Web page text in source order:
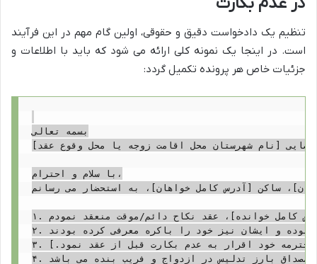
تنظیم یک دادخواست دقیق و حقوقی، اولین گام مهم در این فرآیند
است. در اینجا یک نمونه کلی ارائه می شود که باید با اطلاعات و
جزئیات خاص هر پرونده تکمیل گردد:
بسمه تعالی
[نام شهرستان محل اقامت زوجه یا محل وقوع عقد]
با سلام و احترام،
ساکن [آدرس کامل خواهان]، به استحضار می رسانم:
۱. در تاریخ [تاریخ وقوع عقد]، به موجب سند نکاحیه شماره [شماره سند نکاحیه]، صادره از دفترخانه ازدواج شماره [شماره دفترخانه]، واقع در [آدرس دفترخانه]، با خوانده محترمه سرکار خانم [نام و نام خانوادگی خوانده (زوجه)]، فرزند [نام پدر خوانده]، به کد ملی [کد ملی خوانده]، ساکن [آدرس کامل خوانده]، عقد نکاح دائم/موقت منعقد نمودم.
۲. شرط ضمنی و بنای اصلی این ازدواج، باکره بودن خوانده محترمه بوده و ایشان نیز خود را باکره معرفی کرده بودند.
۳. متأسفانه پس از گذشت [مدت زمان، مثلاً: یک هفته/ یک ماه/ چند روز] از تاریخ عقد و در اثنای دوران عقد، به دلایل و قرائن مستدل و موجه، اینجانب از عدم بکارت خوانده محترمه قبل از عقد اطلاع حاصل نمودم. [در این قسمت می توانید به طور خلاصه و بدون جزئیات غیرضروری، نحوه اطلاع خود را بیان کنید، مثلاً: پس از معاینه پزشکی قانونی که با رضایت خوانده صورت گرفت، مشخص شد که ایشان فاقد بکارت بوده اند. یا خوانده محترمه خود اقرار به عدم بکارت قبل از عقد نمود.]
۴. نظر به اینکه اینجانب فریب خورده و در زمان عقد، باکره بودن خوانده برایم شرط ضمنی بوده و در صورت اطلاع از عدم بکارت ایشان، هرگز مبادرت به ازدواج نمی نمودم، لذا عمل خوانده مصداق بارز تدلیس در ازدواج و فریب بنده می باشد.